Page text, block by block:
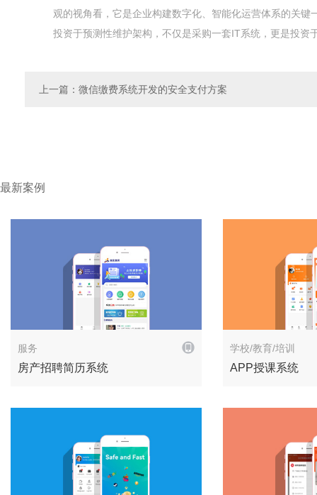
观的视角看，它是企业构建数字化、智能化运营体系的关
投资于预测性维护架构，不仅是采购一套IT系统，更是投
上一篇 ：微信缴费系统开发的安全支付方案
最新案例
解决方案
服务
房产招聘简历系统
学校/教育/培训
APP授课系统